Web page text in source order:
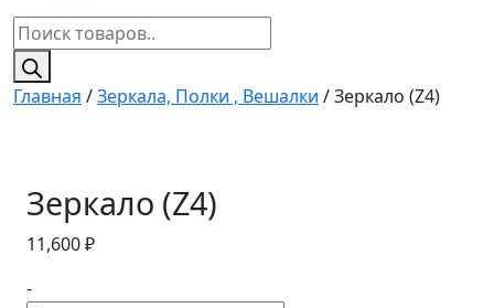
Поиск
товаров
Главная /Зеркала, Полки , Вешалки / Зеркало (Z4)
Зеркало (Z4)
11,600₽
-